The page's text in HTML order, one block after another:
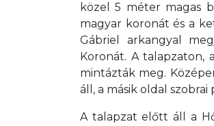
közel 5 méter magas
magyar koronát és a
Gábriel arkangyal
Koronát. A talapzaton,
mintázták meg.
áll, a másik oldal
A talapzat előtt áll a